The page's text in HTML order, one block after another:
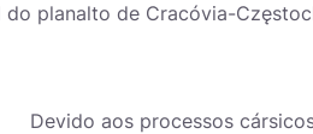
planalto de Cracóvia-
Devido aos processos